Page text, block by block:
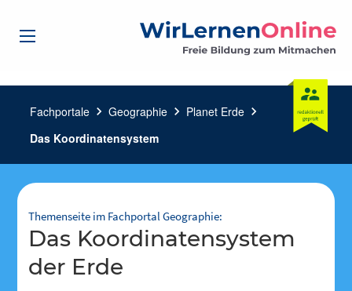
Fachportale chevron_right Geographie chevron_right Planet Erde chevron_right
Das Koordinatensystem
Themenseite im Fachportal Geographie:
Das Koordinatensystem
der Erde